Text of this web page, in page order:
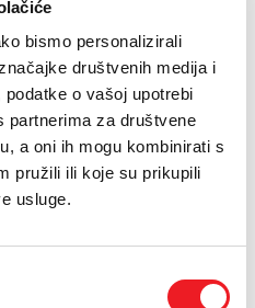
bismo personalizirali
društvenih medija i
o vašoj upotrebi
partnerima za društvene
a oni ih mogu kombinirati s
pružili ili koje su prikupili
usluge.